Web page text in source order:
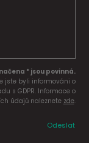
* jsou povinná.
jste byli informováni o
s GDPR. Informace o
údajů naleznete zde.
Odeslat